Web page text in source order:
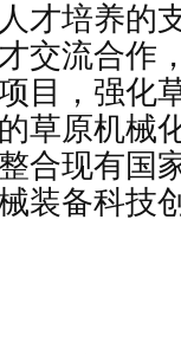
才培养的
交流合作
目，强化
草原机械
合现有国
装备科技